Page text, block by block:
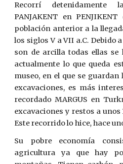
Recorrí detenidamente
PANJAKENT en
población anterior a la
los siglos V a VII a.C. Debido
son de arcilla todas ellas
actualmente lo que queda
museo, en el que se
excavaciones, es más
recordado MARGUS en
excavaciones y restos a
Este recorrido lo hice, hace
Su pobre economía
agricultura ya que hay